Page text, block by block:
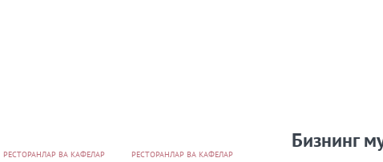
РЕСТОРАНЛАР ВА КАФЕЛАР РЕСТОРАНЛАР ВА КАФЕЛАР
Бизнинг